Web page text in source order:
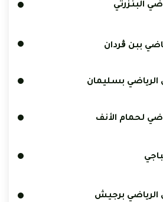
البنزرتي
ببن ڨردان
بسليمان
لحمام الأنف
الرياضي برجيش